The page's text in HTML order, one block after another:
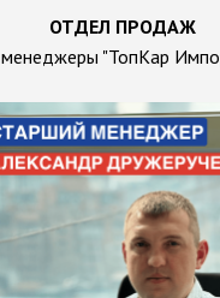
ОТДЕЛ ПРОДАЖ
менеджеры "ТопКар